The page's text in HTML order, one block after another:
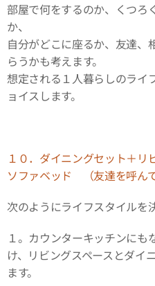
部屋で何をするのか、くつろ
か、
自分がどこに座るか、友達、
らうかも考えます。
想定される１人暮らしのライ
ョイスします。
１０．ダイニングセット＋リ
ソファベッド （友達を呼ん
次のようにライフスタイルを
１。カウンターキッチンに
け、リビングスペースとダイ
ます。